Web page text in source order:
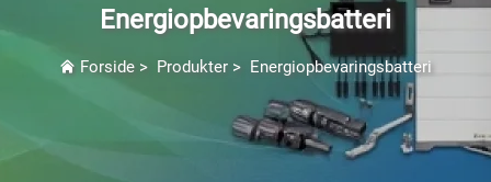
Energiopbevaringsbatteri
Forside > Produkter > Energiopbevaringsbatteri